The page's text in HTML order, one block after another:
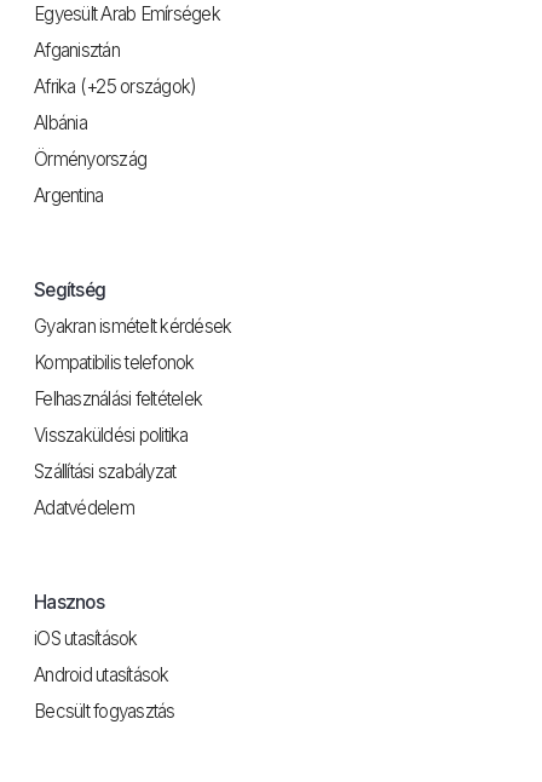
Egyesült Arab Emírségek
Afganisztán
Afrika (+25 országok)
Albánia
Örményország
Argentina
Segítség
Gyakran ismételt kérdések
Kompatibilis telefonok
Felhasználási feltételek
Visszaküldési politika
Szállítási szabályzat
Adatvédelem
Hasznos
iOS utasítások
Android utasítások
Becsült fogyasztás